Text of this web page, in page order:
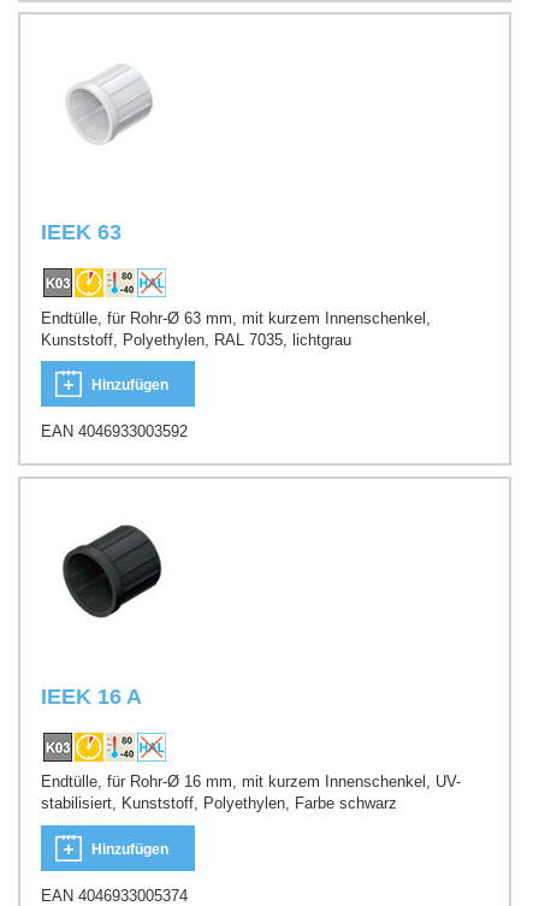
IEEK 63
Endtülle, für Rohr-Ø 63 mm, mit kurzem Innenschenkel,
Kunststoff, Polyethylen, RAL 7035, lichtgrau
Hinzufügen
EAN 4046933003592
IEEK 16 A
Endtülle, für Rohr-Ø 16 mm, mit kurzem Innenschenkel, UV-
stabilisiert, Kunststoff, Polyethylen, Farbe schwarz
Hinzufügen
EAN 4046933005374